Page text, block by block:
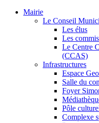
Mairie
Le Conseil
Les élus
Les
Le Centre
(CCAS)
Infrastructures
Espace
Salle du
Foyer
Pôle
Complexe